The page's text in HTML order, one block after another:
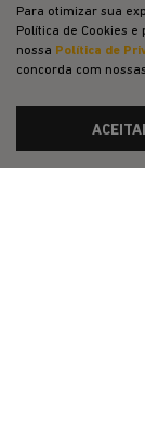
Para otimizar sua
Política de Cookies
nossa Política de
concorda com